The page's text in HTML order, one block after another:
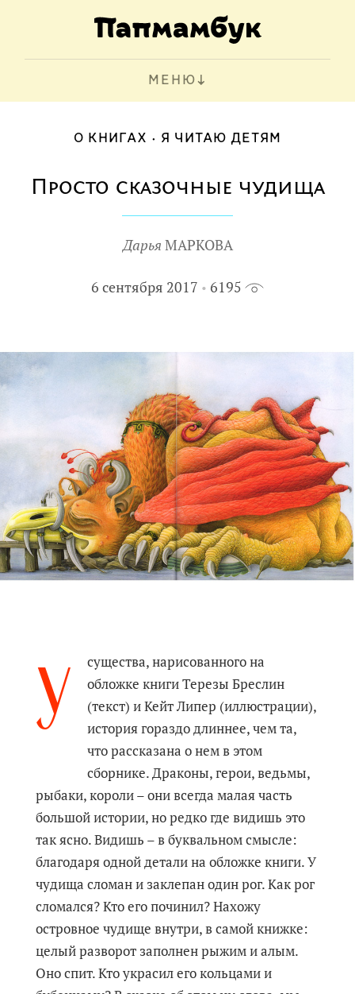
МЕНЮ
О КНИГАХ Я ЧИТАЮ ДЕТЯМ
Просто сказочные чудища
Дарья МАРКОВА
6 сентября 2017 6195
У
существа, нарисованного на
обложке книги Терезы Бреслин
(текст) и Кейт Липер (иллюстрации),
история гораздо длиннее, чем та,
что рассказана о нем в этом
сборнике. Драконы, герои, ведьмы,
рыбаки, короли – они всегда малая часть
большой истории, но редко где видишь это
так ясно. Видишь – в буквальном смысле:
благодаря одной детали на обложке книги. У
чудища сломан и заклепан один рог. Как рог
сломался? Кто его починил? Нахожу
островное чудище внутри, в самой книжке:
целый разворот заполнен рыжим и алым.
Оно спит. Кто украсил его кольцами и